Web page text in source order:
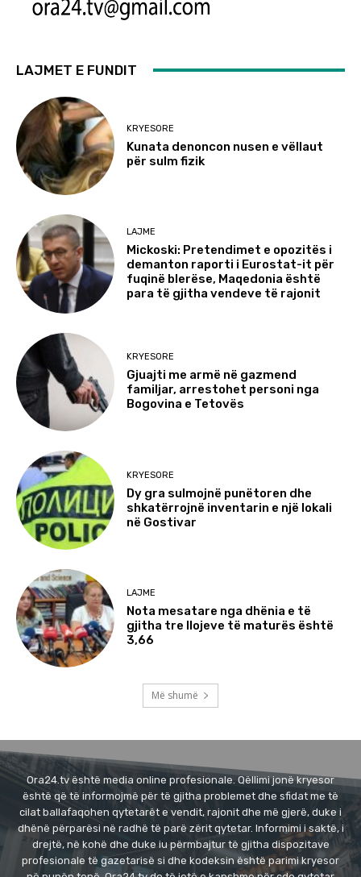
LAJMET E FUNDIT
KRYESORE
Kunata denoncon nusen e vëllaut
për sulm fizik
LAJME
Mickoski: Pretendimet e opozitës i
demanton raporti i Eurostat-it për
fuqinë blerëse, Maqedonia është
para të gjitha vendeve të rajonit
KRYESORE
Gjuajti me armë në gazmend
familjar, arrestohet personi nga
Bogovina e Tetovës
KRYESORE
Dy gra sulmojnë punëtoren dhe
shkatërrojnë inventarin e një lokali
në Gostivar
LAJME
Nota mesatare nga dhënia e të
gjitha tre llojeve të maturës është
3,66
Më shumë
Ora24.tv është media online profesionale. Qëllimi jonë kryesor
është që të informojmë për të gjitha problemet dhe sfidat me të
cilat ballafaqohen qytetarët e vendit, rajonit dhe më gjerë, duke i
dhënë përparësi në radhë të parë zërit qytetar. Informimi i saktë, i
drejtë, në kohë dhe duke iu përmbajtur të gjitha dispozitave
profesionale të gazetarisë si dhe kodeksin është parimi kryesor